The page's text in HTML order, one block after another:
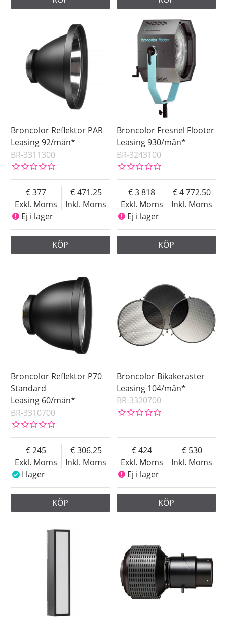
Broncolor Reflektor PAR
Leasing 92/mån*
BR-3311300
Exkl. Moms
377
Inkl. Moms
471.25
Ej i lager
KÖP
Broncolor Fresnel Flooter
Leasing 930/mån*
BR-3243100
Exkl. Moms
3 818
Inkl. Moms
4 772.50
Ej i lager
KÖP
Broncolor Reflektor P70
Standard
Leasing 60/mån*
BR-3310700
Exkl. Moms
245
Inkl. Moms
306.25
I lager
KÖP
Broncolor Bikakeraster
Leasing 104/mån*
BR-3320700
Exkl. Moms
424
Inkl. Moms
530
Ej i lager
KÖP